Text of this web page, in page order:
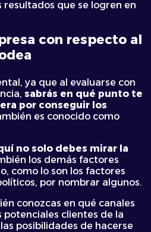
que se logren en
con respecto al
ya que al evaluarse con
sabrás en qué punto te
por conseguir los
es conocido como
no solo debes mirar la
los demás factores
como lo son los factores
por nombrar algunos.
conozcas en qué canales
potenciales clientes de la
posibilidades de hacerse